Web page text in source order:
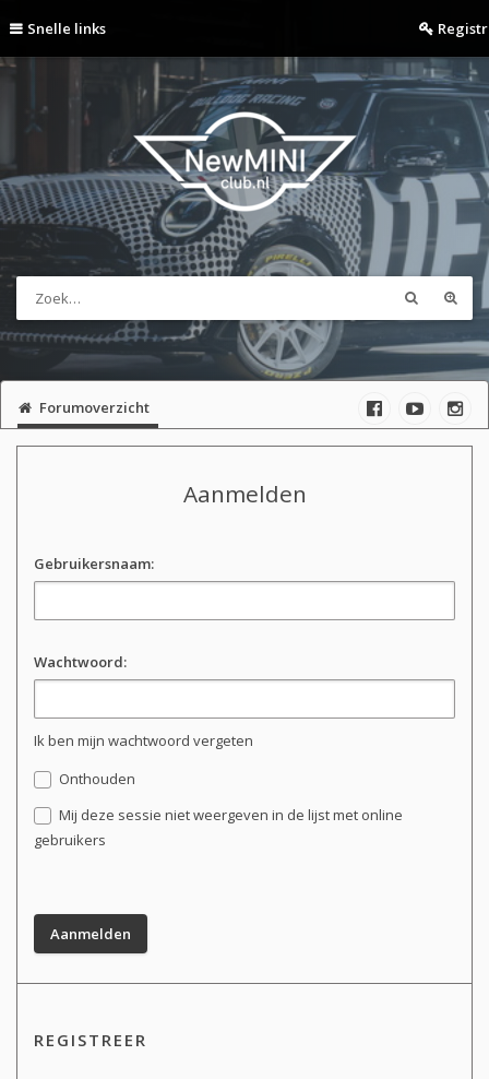
Snelle links
Forumoverzicht
Aanmelden
Gebruikersnaam:
Wachtwoord:
Ik ben mijn wachtwoord vergeten
Onthouden
Mij deze sessie niet weergeven in de lijst met online
gebruikers
REGISTREER